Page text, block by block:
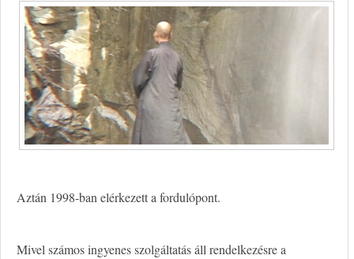
Aztán 1998-ban elérkezett a fordulópont.
Mivel számos ingyenes szolgáltatás áll rendelkezésre a